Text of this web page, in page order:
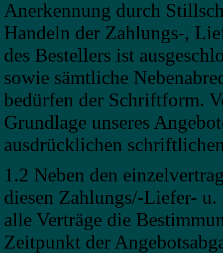
Anerkennung durch
Handeln der Zahlungs-,
des Bestellers ist
sowie sämtliche
bedürfen der Schriftform.
Grundlage unseres
ausdrücklichen
1.2 Neben den
diesen Zahlungs/-Liefer-
alle Verträge die
Zeitpunkt der